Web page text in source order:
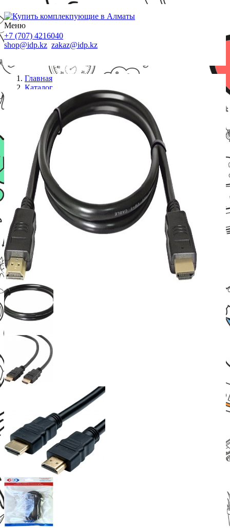
Меню
+7 (707) 4216040
shop@idp.kz zakaz@idp.kz
Главная
Каталог
Кабель ViTi HDMI 1м